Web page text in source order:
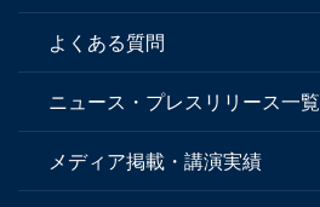
よくある質問
ニュース・プレスリリース一覧
メディア掲載・講演実績